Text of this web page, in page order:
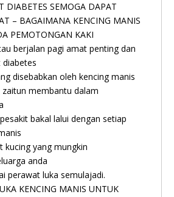
DIABETES SEMOGA DAPAT
– BAGAIMANA KENCING MANIS
PEMOTONGAN KAKI
berjalan pagi amat penting dan
diabetes
disebabkan oleh kencing manis
zaitun membantu dalam
bakal lalui dengan setiap
kucing yang mungkin
anda
perawat luka semulajadi.
KENCING MANIS UNTUK